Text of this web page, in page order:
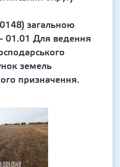
загальною
01.01 Для ведення
земель
призначення.